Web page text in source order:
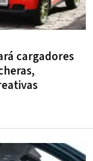
cargadores